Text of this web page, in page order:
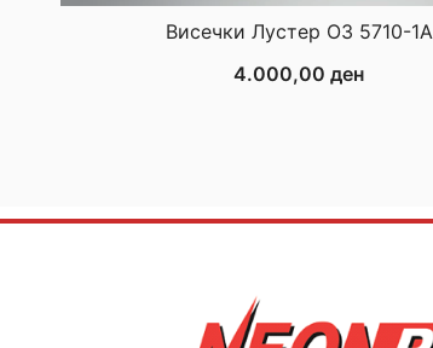
Висечки Лустер ОЗ 5710-1А
4.000,00ден